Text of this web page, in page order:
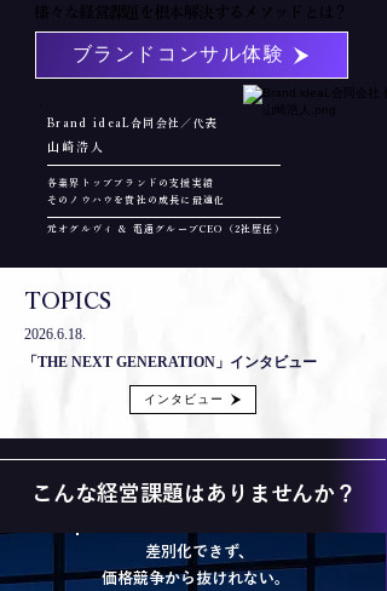
様々な経営課題を根本解決するメソッドとは？
ブランドコンサル体験
​Brand ideaL合同会社／代表
​山崎浩人
各業界トップブランドの支援実績
そのノウハウを貴社の成長に最適化
​元オグルヴィ & 電通グループCEO（2社歴任）
TOPICS
2026.6.18.
「THE NEXT GENERATION」インタビュー
インタビュー
こんな経営課題はありませんか？
差別化できず、
価格競争から抜けれない。